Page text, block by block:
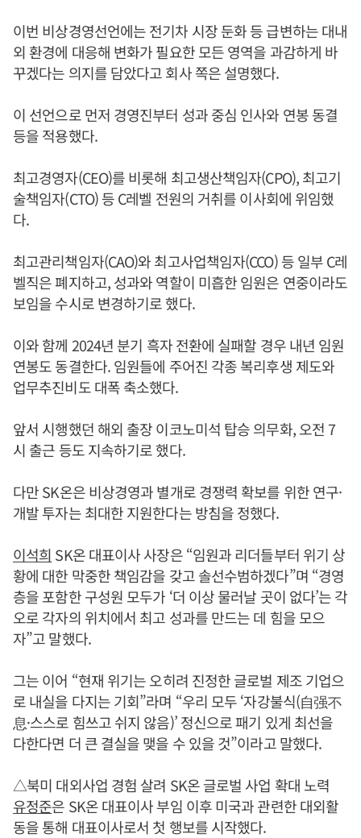
이번 비상경영선언에는 전기차 시장 둔화 등 급변하는 대내
외 환경에 대응해 변화가 필요한 모든 영역을 과감하게 바
꾸겠다는 의지를 담았다고 회사 쪽은 설명했다.
이 선언으로 먼저 경영진부터 성과 중심 인사와 연봉 동결
등을 적용했다.
최고경영자(CEO)를 비롯해 최고생산책임자(CPO), 최고기
술책임자(CTO) 등 C레벨 전원의 거취를 이사회에 위임했
다.
최고관리책임자(CAO)와 최고사업책임자(CCO) 등 일부 C레
벨직은 폐지하고, 성과와 역할이 미흡한 임원은 연중이라도
보임을 수시로 변경하기로 했다.
이와 함께 2024년 분기 흑자 전환에 실패할 경우 내년 임원
연봉도 동결한다. 임원들에 주어진 각종 복리후생 제도와
업무추진비도 대폭 축소했다.
앞서 시행했던 해외 출장 이코노미석 탑승 의무화, 오전 7
시 출근 등도 지속하기로 했다.
다만 SK온은 비상경영과 별개로 경쟁력 확보를 위한 연구·
개발 투자는 최대한 지원한다는 방침을 정했다.
이석희 SK온 대표이사 사장은 “임원과 리더들부터 위기 상
황에 대한 막중한 책임감을 갖고 솔선수범하겠다”며 “경영
층을 포함한 구성원 모두가 ‘더 이상 물러날 곳이 없다’는 각
오로 각자의 위치에서 최고 성과를 만드는 데 힘을 모으
자”고 말했다.
그는 이어 “현재 위기는 오히려 진정한 글로벌 제조 기업으
로 내실을 다지는 기회”라며 “우리 모두 ‘자강불식(自强不
息·스스로 힘쓰고 쉬지 않음)’ 정신으로 패기 있게 최선을
다한다면 더 큰 결실을 맺을 수 있을 것”이라고 말했다.
△북미 대외사업 경험 살려 SK온 글로벌 사업 확대 노력
유정준은 SK온 대표이사 부임 이후 미국과 관련한 대외활
동을 통해 대표이사로서 첫 행보를 시작했다.